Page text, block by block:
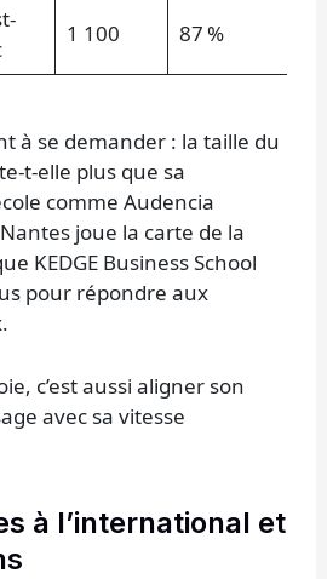
1 100 87 %
à se demander : la taille du
t-elle plus que sa
comme Audencia
joue la carte de la
KEDGE Business School
pour répondre aux
c’est aussi aligner son
avec sa vitesse
à l’international et